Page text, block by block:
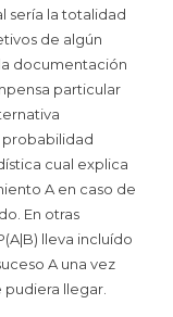
serí­a la totalidad
de algún
documentación
particular
cual explica
A en caso de
En otras
lleva incluído
A una vez
pudiera llegar.